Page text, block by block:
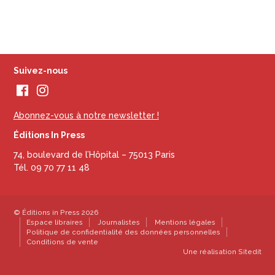
Suivez-nous
Abonnez-vous à notre newsletter !
Éditions In Press
74, boulevard de l’Hôpital – 75013 Paris
Tél. 09 70 77 11 48
© Éditions in Press 2026
Espace libraires
Journalistes
Mentions légales
Politique de confidentialité des données personnelles
Conditions de vente
Une réalisation Sitedit